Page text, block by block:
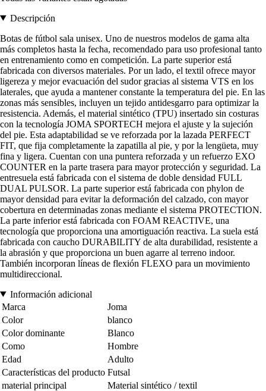
Descripción
Botas de fútbol sala unisex. Uno de nuestros modelos de gama alta
más completos hasta la fecha, recomendado para uso profesional tanto
en entrenamiento como en competición. La parte superior está
fabricada con diversos materiales. Por un lado, el textil ofrece mayor
ligereza y mejor evacuación del sudor gracias al sistema VTS en los
laterales, que ayuda a mantener constante la temperatura del pie. En las
zonas más sensibles, incluyen un tejido antidesgarro para optimizar la
resistencia. Además, el material sintético (TPU) insertado sin costuras
con la tecnología JOMA SPORTECH mejora el ajuste y la sujeción
del pie. Esta adaptabilidad se ve reforzada por la lazada PERFECT
FIT, que fija completamente la zapatilla al pie, y por la lengüeta, muy
fina y ligera. Cuentan con una puntera reforzada y un refuerzo EXO
COUNTER en la parte trasera para mayor protección y seguridad. La
entresuela está fabricada con el sistema de doble densidad FULL
DUAL PULSOR. La parte superior está fabricada con phylon de
mayor densidad para evitar la deformación del calzado, con mayor
cobertura en determinadas zonas mediante el sistema PROTECTION.
La parte inferior está fabricada con FOAM REACTIVE, una
tecnología que proporciona una amortiguación reactiva. La suela está
fabricada con caucho DURABILITY de alta durabilidad, resistente a
la abrasión y que proporciona un buen agarre al terreno indoor.
También incorporan líneas de flexión FLEXO para un movimiento
multidireccional.
Información adicional
Marca
Joma
Color
blanco
Color dominante
Blanco
Como
Hombre
Edad
Adulto
Características del producto Futsal
material principal
Material sintético / textil